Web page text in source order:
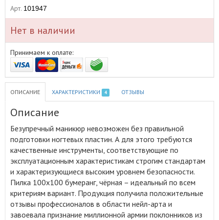
Арт. 101947
Нет в наличии
Принимаем к оплате:
ОПИСАНИЕ ХАРАКТЕРИСТИКИ 4 ОТЗЫВЫ
Описание
Безупречный маникюр невозможен без правильной
подготовки ногтевых пластин. А для этого требуются
качественные инструменты, соответствующие по
эксплуатационным характеристикам строгим стандартам
и характеризующиеся высоким уровнем безопасности.
Пилка 100x100 бумеранг, чёрная – идеальный по всем
критериям вариант. Продукция получила положительные
отзывы профессионалов в области нейл-арта и
завоевала признание миллионной армии поклонников из